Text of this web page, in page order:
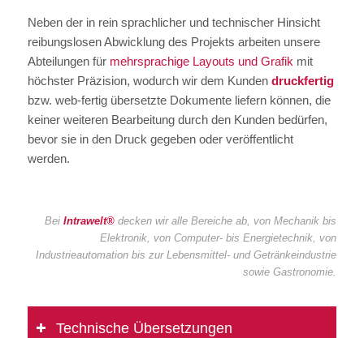
Neben der in rein sprachlicher und technischer Hinsicht
reibungslosen Abwicklung des Projekts arbeiten unsere
Abteilungen fürmehrsprachige Layouts und Grafik mit
höchster Präzision, wodurch wir dem Kunden druckfertig
bzw. web-fertig übersetzte Dokumente liefern können, die
keiner weiteren Bearbeitung durch den Kunden bedürfen,
bevor sie in den Druck gegeben oder veröffentlicht
werden.
BeiIntrawelt® decken wir alle Bereiche ab, von Mechanik bis
Elektronik, von Computer- bis Energietechnik, von
Industrieautomation bis zur Lebensmittel- und Getränkeindustrie
sowie Gastronomie.
Technische Übersetzungen